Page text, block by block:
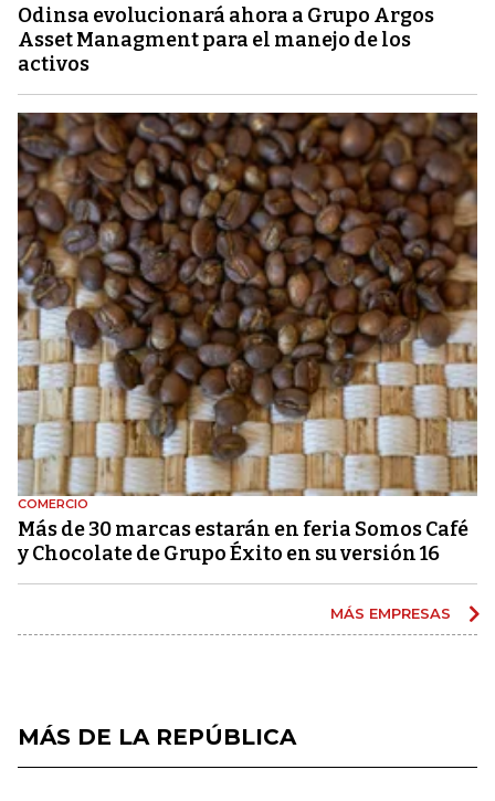
Odinsa evolucionará ahora a Grupo Argos
Asset Managment para el manejo de los
activos
COMERCIO
Más de 30 marcas estarán en feria Somos Café
y Chocolate de Grupo Éxito en su versión 16
MÁS EMPRESAS
MÁS DE LA REPÚBLICA